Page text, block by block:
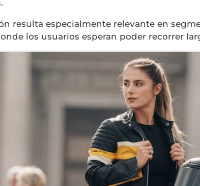
resulta especialmente relevante en
los usuarios esperan poder recorrer